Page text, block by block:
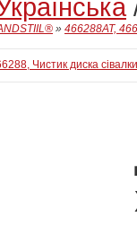
» 466288AT,